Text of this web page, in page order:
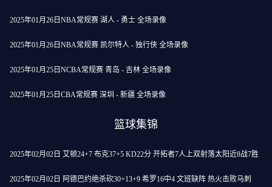
2025年01月26日NBA常规赛 湖人 - 勇士 全场录像
2025年01月26日NBA常规赛 凯尔特人 - 独行侠 全场录像
2025年01月25日NCBA常规赛 青岛 - 吉林 全场录像
2025年01月25日CBA常规赛 深圳 - 新疆 全场录像
篮球集锦
2025年02月02日 艾顿24+7 布克37+5 KD22分 开拓者7人上双射落太阳近8战7胜
2025年02月02日 阿德巴约绝杀砍30+13+9 希罗16中4 文班缺阵 热火击败马刺